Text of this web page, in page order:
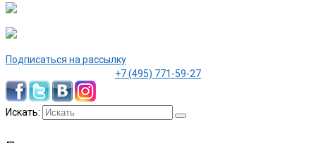
Подписаться на рассылку
+7 (495) 771-59-27
Искать: